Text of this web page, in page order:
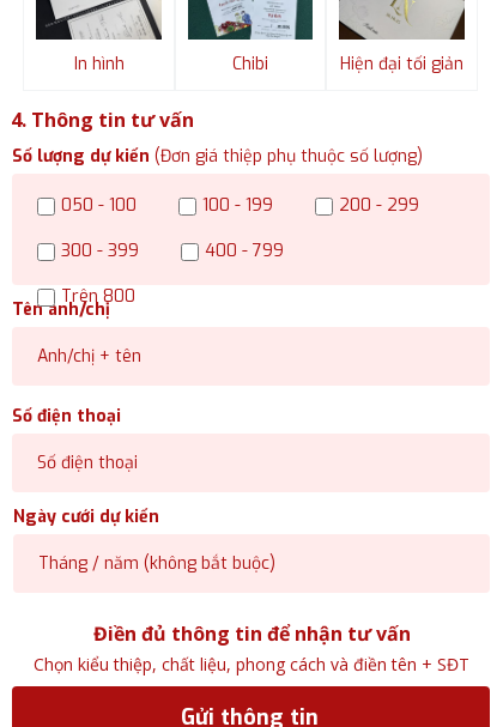
Gửi thông tin
Tên anh/chị
Số điện thoại
Ngày cưới dự kiến
050 - 100 100 - 199
200 - 299
300 - 399
400 - 799
Trên 800
Số lượng dự kiến (Đơn giá thiệp phụ thuộc số lượng)
In hình Chibi Hiện đại tối giản
4. Thông tin tư vấn
Điền đủ thông tin để nhận tư vấn
Chọn kiểu thiệp, chất liệu, phong cách và điền tên + SĐT